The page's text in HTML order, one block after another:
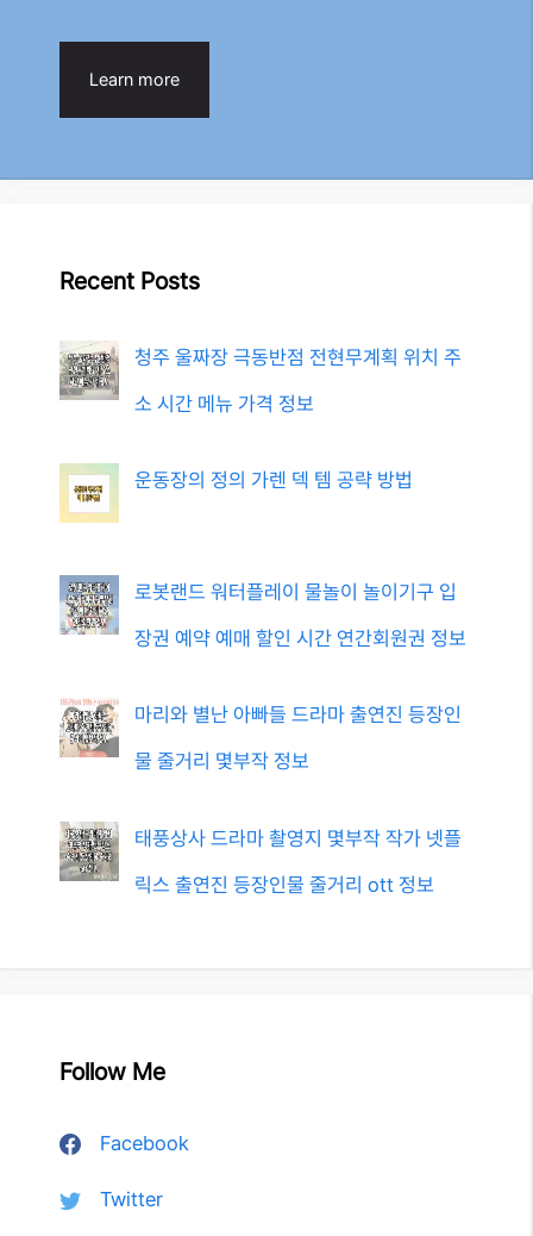
Learn more
Recent Posts
청주 울짜장 극동반점 전현무계획 위치 주
소 시간 메뉴 가격 정보
운동장의 정의 가렌 덱 템 공략 방법
로봇랜드 워터플레이 물놀이 놀이기구 입
장권 예약 예매 할인 시간 연간회원권 정보
마리와 별난 아빠들 드라마 출연진 등장인
물 줄거리 몇부작 정보
태풍상사 드라마 촬영지 몇부작 작가 넷플
릭스 출연진 등장인물 줄거리 ott 정보
Follow Me
Facebook
Twitter